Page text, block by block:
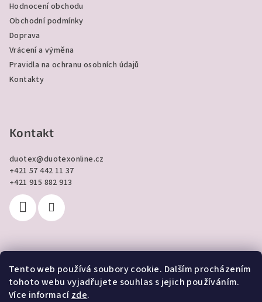
Tento web používá soubory cookie. Dalším procházením
tohoto webu vyjadřujete souhlas s jejich používáním.
Více informacízde.
Hodnocení obchodu
Obchodní podmínky
Doprava
Vrácení a výměna
Pravidla na ochranu osobních údajů
Kontakty
Kontakt
duotex@duotexonline.cz
+421 57 442 11 37
+421 915 882 913
Přijímáme online platby